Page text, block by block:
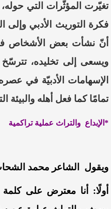
تغيّرت
المؤثّرات التي
فكرة
التوريث الأدبي وإلى
أنّنشأتبعض الأشخاص
ويسعى
إلى تخليده، تترسّخ
الإسهامات
الأدبيّة في
تمامًا كما فعل أهله والبيئة
*الإبداع والتراث عملية تراكمية
ويقول الشاعر محمد
أولًا: أنا معترض على